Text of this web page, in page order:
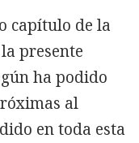
capítulo de la
presente
ha podido
al
en toda esta